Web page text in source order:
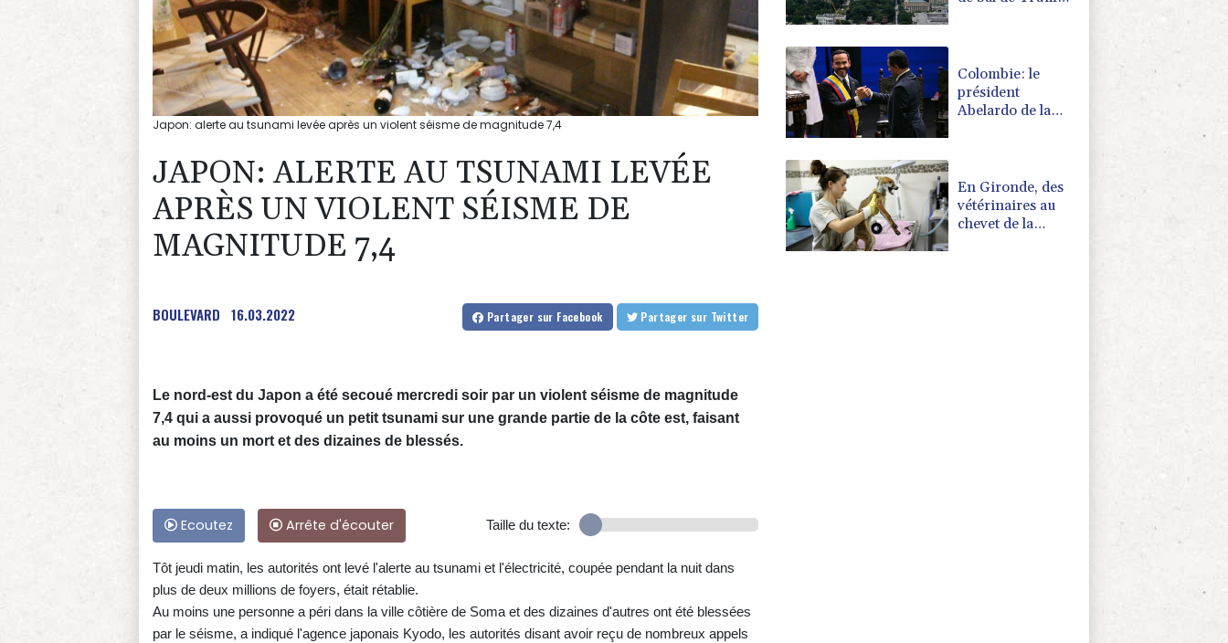
Japon: alerte au tsunami levée après un violent séisme de magnitude 7,4
JAPON: ALERTE AU TSUNAMI LEVÉE
APRÈS UN VIOLENT SÉISME DE
MAGNITUDE 7,4
BOULEVARD 16.03.2022 Partager sur Facebook Partager sur Twitter
Le nord-est du Japon a été secoué mercredi soir par un violent séisme de magnitude
7,4 qui a aussi provoqué un petit tsunami sur une grande partie de la côte est, faisant
au moins un mort et des dizaines de blessés.
Ecoutez Arrête d'écouter Taille du texte:
Tôt jeudi matin, les autorités ont levé l'alerte au tsunami et l'électricité, coupée pendant la nuit dans
plus de deux millions de foyers, était rétablie.
Au moins une personne a péri dans la ville côtière de Soma et des dizaines d'autres ont été blessées
par le séisme, a indiqué l'agence japonais Kyodo, les autorités disant avoir reçu de nombreux appels
Colombie: le
président
Abelardo de la
En Gironde, des
vétérinaires au
chevet de la